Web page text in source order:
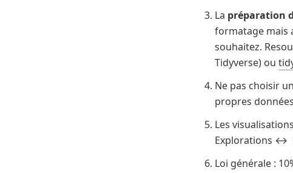
La préparation
formatage mais
souhaitez.
Tidyverse) ou
Ne pas choisir
propres
Les
Explorations ↔
Loi générale :